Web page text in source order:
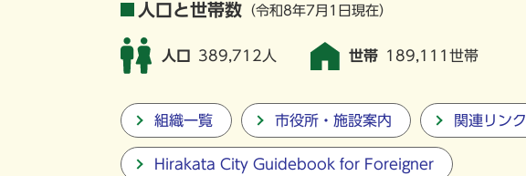
人口と世帯数 （令和8年7月1日現在）
人口 389,712人 世帯 189,111世帯
組織一覧 市役所・施設案内 関連リンク
Hirakata City Guidebook for Foreigner